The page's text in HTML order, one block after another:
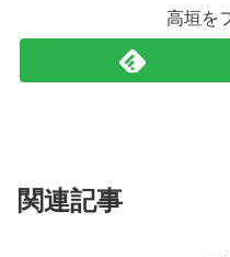
高垣を
関連記事